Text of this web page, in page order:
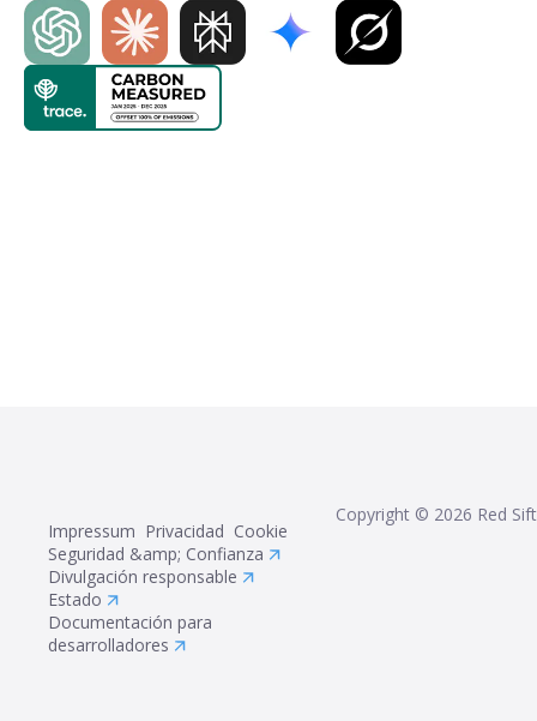
Impressum Privacidad Cookie
Seguridad &amp; Confianza
Divulgación responsable
Estado
Documentación para
desarrolladores
Copyright © 2026 Red Sift